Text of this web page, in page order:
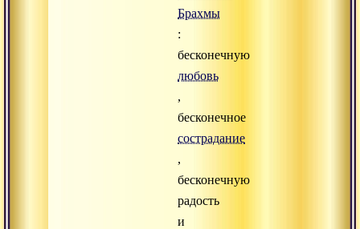
Брахмы
:
бесконечную
любовь
,
бесконечное
сострадание
,
бесконечную
радость
и